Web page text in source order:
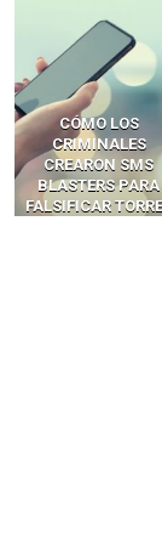
LA BRECHA
INVISIBLE:
LOS AGENTES DE IA
SE CONVIRTIERON
EN LA